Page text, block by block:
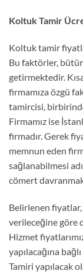
Koltuk Tamir
Koltuk tamir
Bu faktörler,
getirmektedir.
firmamıza özgü
tamircisi,
Firmamız ise
firmadır. Gerek
memnun eden
sağlanabilmesi
cömert
Belirlenen
verileceğine göre
Hizmet
yapılacağına
Tamiri yapılacak